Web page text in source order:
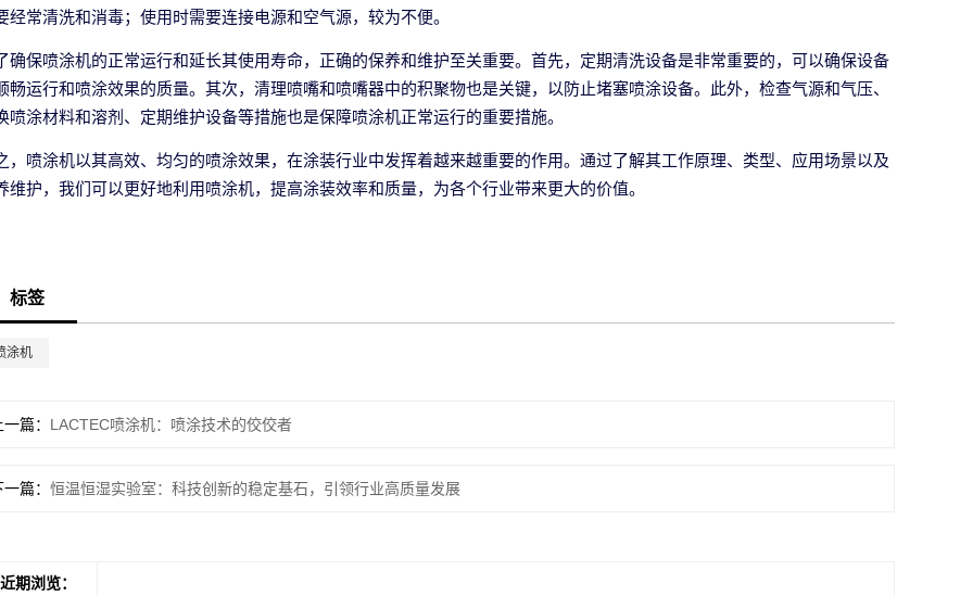
经常清洗和消毒；使用时需要连接电源和空气源，较为不便。
确保喷涂机的正常运行和延长其使用寿命，正确的保养和维护至关重要。首先，定期清洗设备是非常重要的，可以确保设备
畅运行和喷涂效果的质量。其次，清理喷嘴和喷嘴器中的积聚物也是关键，以防止堵塞喷涂设备。此外，检查气源和气压、
喷涂材料和溶剂、定期维护设备等措施也是保障喷涂机正常运行的重要措施。
，喷涂机以其高效、均匀的喷涂效果，在涂装行业中发挥着越来越重要的作用。通过了解其工作原理、类型、应用场景以及
维护，我们可以更好地利用喷涂机，提高涂装效率和质量，为各个行业带来更大的价值。
标签
涂机
一篇 LACTEC喷涂机：喷涂技术的佼佼者
一篇 恒温恒湿实验室：科技创新的稳定基石，引领行业高质量发展
近期浏览：